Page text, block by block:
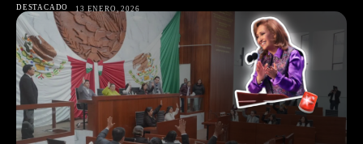
DESTACADO 13 ENERO, 2026